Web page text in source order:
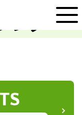
ンダー